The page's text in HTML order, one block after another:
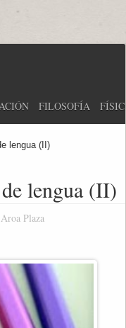
FILOSOFÍA
lengua (II)
lengua (II)
Plaza